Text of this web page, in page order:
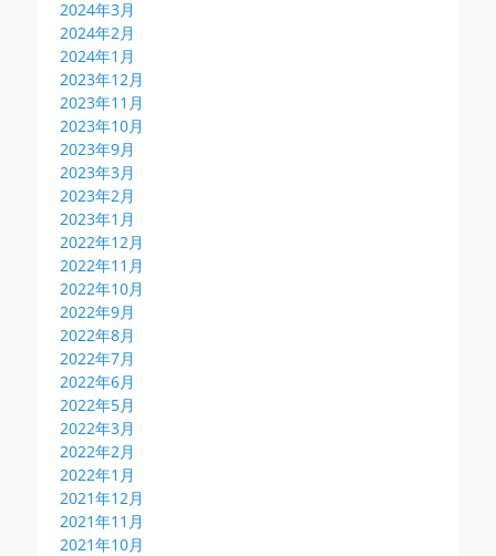
2024年3月
2024年2月
2024年1月
2023年12月
2023年11月
2023年10月
2023年9月
2023年3月
2023年2月
2023年1月
2022年12月
2022年11月
2022年10月
2022年9月
2022年8月
2022年7月
2022年6月
2022年5月
2022年3月
2022年2月
2022年1月
2021年12月
2021年11月
2021年10月